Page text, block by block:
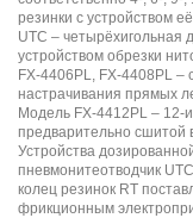
резинки с устройством
UTC – четырёхигольная
устройством обрезки
FX-4406PL, FX-4408PL –
настрачивания прямых
Модель FX-4412PL – 12-
предварительно сшитой
Устройства
пневмонитеотводчик
колец резинок RT
фрикционным